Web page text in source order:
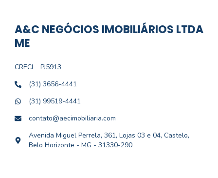
A&C NEGÓCIOS IMOBILIÁRIOS LTDA
ME
CRECI
PJ5913
(31) 3656-4441
(31) 99519-4441
contato@aecimobiliaria.com
Avenida Miguel Perrela, 361, Lojas 03 e 04, Castelo,
Belo Horizonte - MG - 31330-290